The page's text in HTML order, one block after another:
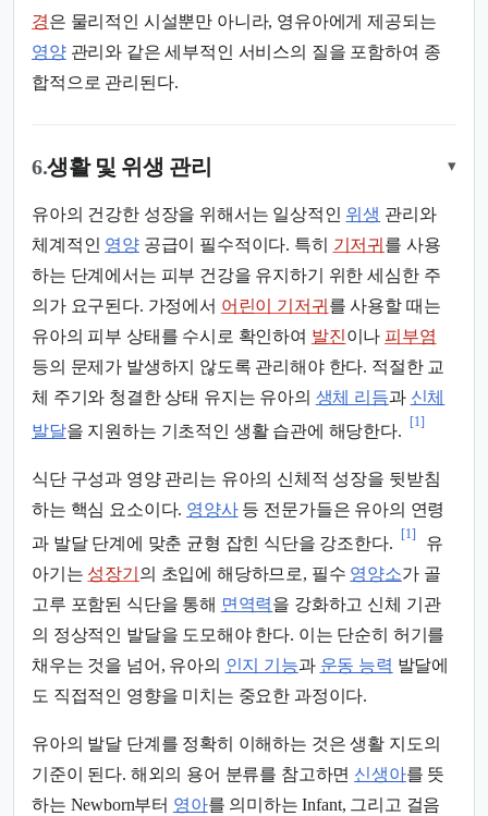
경은 물리적인 시설뿐만 아니라, 영유아에게 제공되는
영양관리와 같은 세부적인 서비스의 질을 포함하여 종
합적으로 관리된다.
6.생활 및 위생 관리 ▾
유아의 건강한 성장을 위해서는 일상적인 위생 관리와
체계적인 영양공급이 필수적이다. 특히 기저귀 를 사용
하는 단계에서는 피부 건강을 유지하기 위한 세심한 주
의가 요구된다. 가정에서 어린이 기저귀 를 사용할 때는
유아의 피부 상태를 수시로 확인하여 발진이나 피부염
등의 문제가 발생하지 않도록 관리해야 한다. 적절한 교
체 주기와 청결한 상태 유지는 유아의 생체 리듬과 신체
발달을 지원하는 기초적인 생활 습관에 해당한다.
[1]
식단 구성과 영양 관리는 유아의 신체적 성장을 뒷받침
하는 핵심 요소이다. 영양사등 전문가들은 유아의 연령
과 발달 단계에 맞춘 균형 잡힌 식단을 강조한다.
[1]
유
아기는 성장기 의 초입에 해당하므로, 필수 영양소가 골
고루 포함된 식단을 통해 면역력을 강화하고 신체 기관
의 정상적인 발달을 도모해야 한다. 이는 단순히 허기를
채우는 것을 넘어, 유아의 인지 기능과 운동 능력 발달에
도 직접적인 영향을 미치는 중요한 과정이다.
유아의 발달 단계를 정확히 이해하는 것은 생활 지도의
기준이 된다. 해외의 용어 분류를 참고하면 신생아를 뜻
하는 Newborn부터 영아를 의미하는 Infant, 그리고 걸음